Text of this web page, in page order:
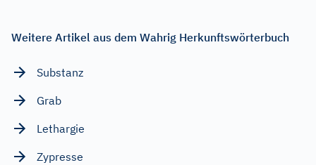
Weitere Artikel aus dem Wahrig Herkunftswörterbuch
Substanz
Grab
Lethargie
Zypresse